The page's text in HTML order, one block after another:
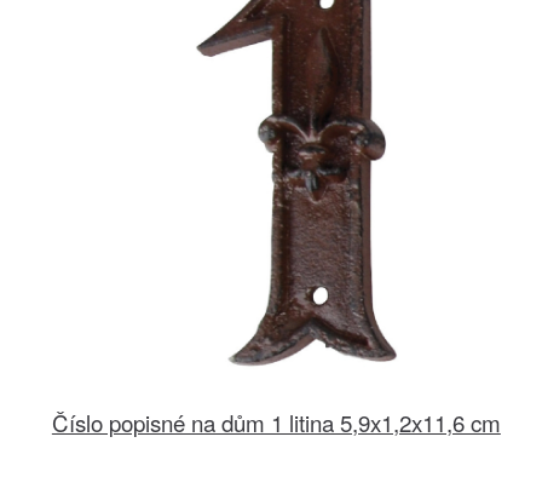
Číslo popisné na dům 1 litina 5,9x1,2x11,6 cm